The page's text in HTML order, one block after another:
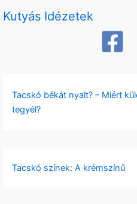
Kutyás Idézetek
Tacskó békát nyalt? – Miért
tegyél?
Tacskó színek: A krémszínű